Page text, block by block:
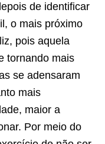
de identificar
o mais próximo
pois aquela
tornando mais
se adensaram
mais
maior a
Por meio do